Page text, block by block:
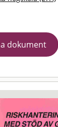
dokument